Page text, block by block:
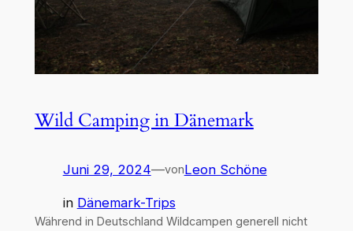
Wild Camping in Dänemark
Juni 29, 2024—vonLeon Schöne
in Dänemark-Trips
Während in Deutschland Wildcampen generell nicht